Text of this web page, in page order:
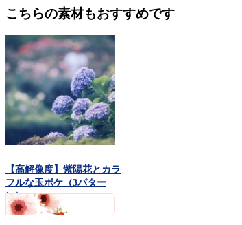
こちらの素材もおすすめです
【高解像度】紫陽花とカラ
フルな玉ボケ（3パター
ン）